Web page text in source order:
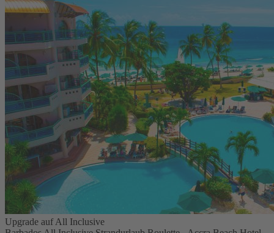
Upgrade auf All Inclusive